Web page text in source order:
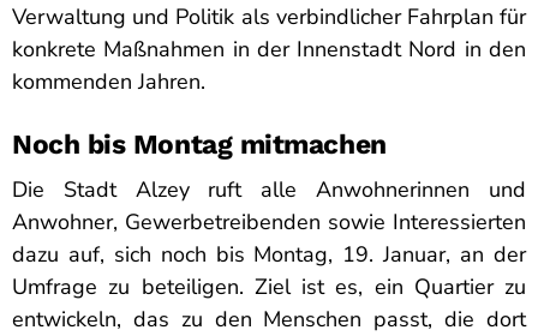
Verwaltung und Politik als verbindlicher Fahrplan für
konkrete Maßnahmen in der Innenstadt Nord in den
kommenden Jahren.
Noch bis Montag mitmachen
Die Stadt Alzey ruft alle Anwohnerinnen und
Anwohner, Gewerbetreibenden sowie Interessierten
dazu auf, sich noch bis Montag, 19. Januar, an der
Umfrage zu beteiligen. Ziel ist es, ein Quartier zu
entwickeln, das zu den Menschen passt, die dort